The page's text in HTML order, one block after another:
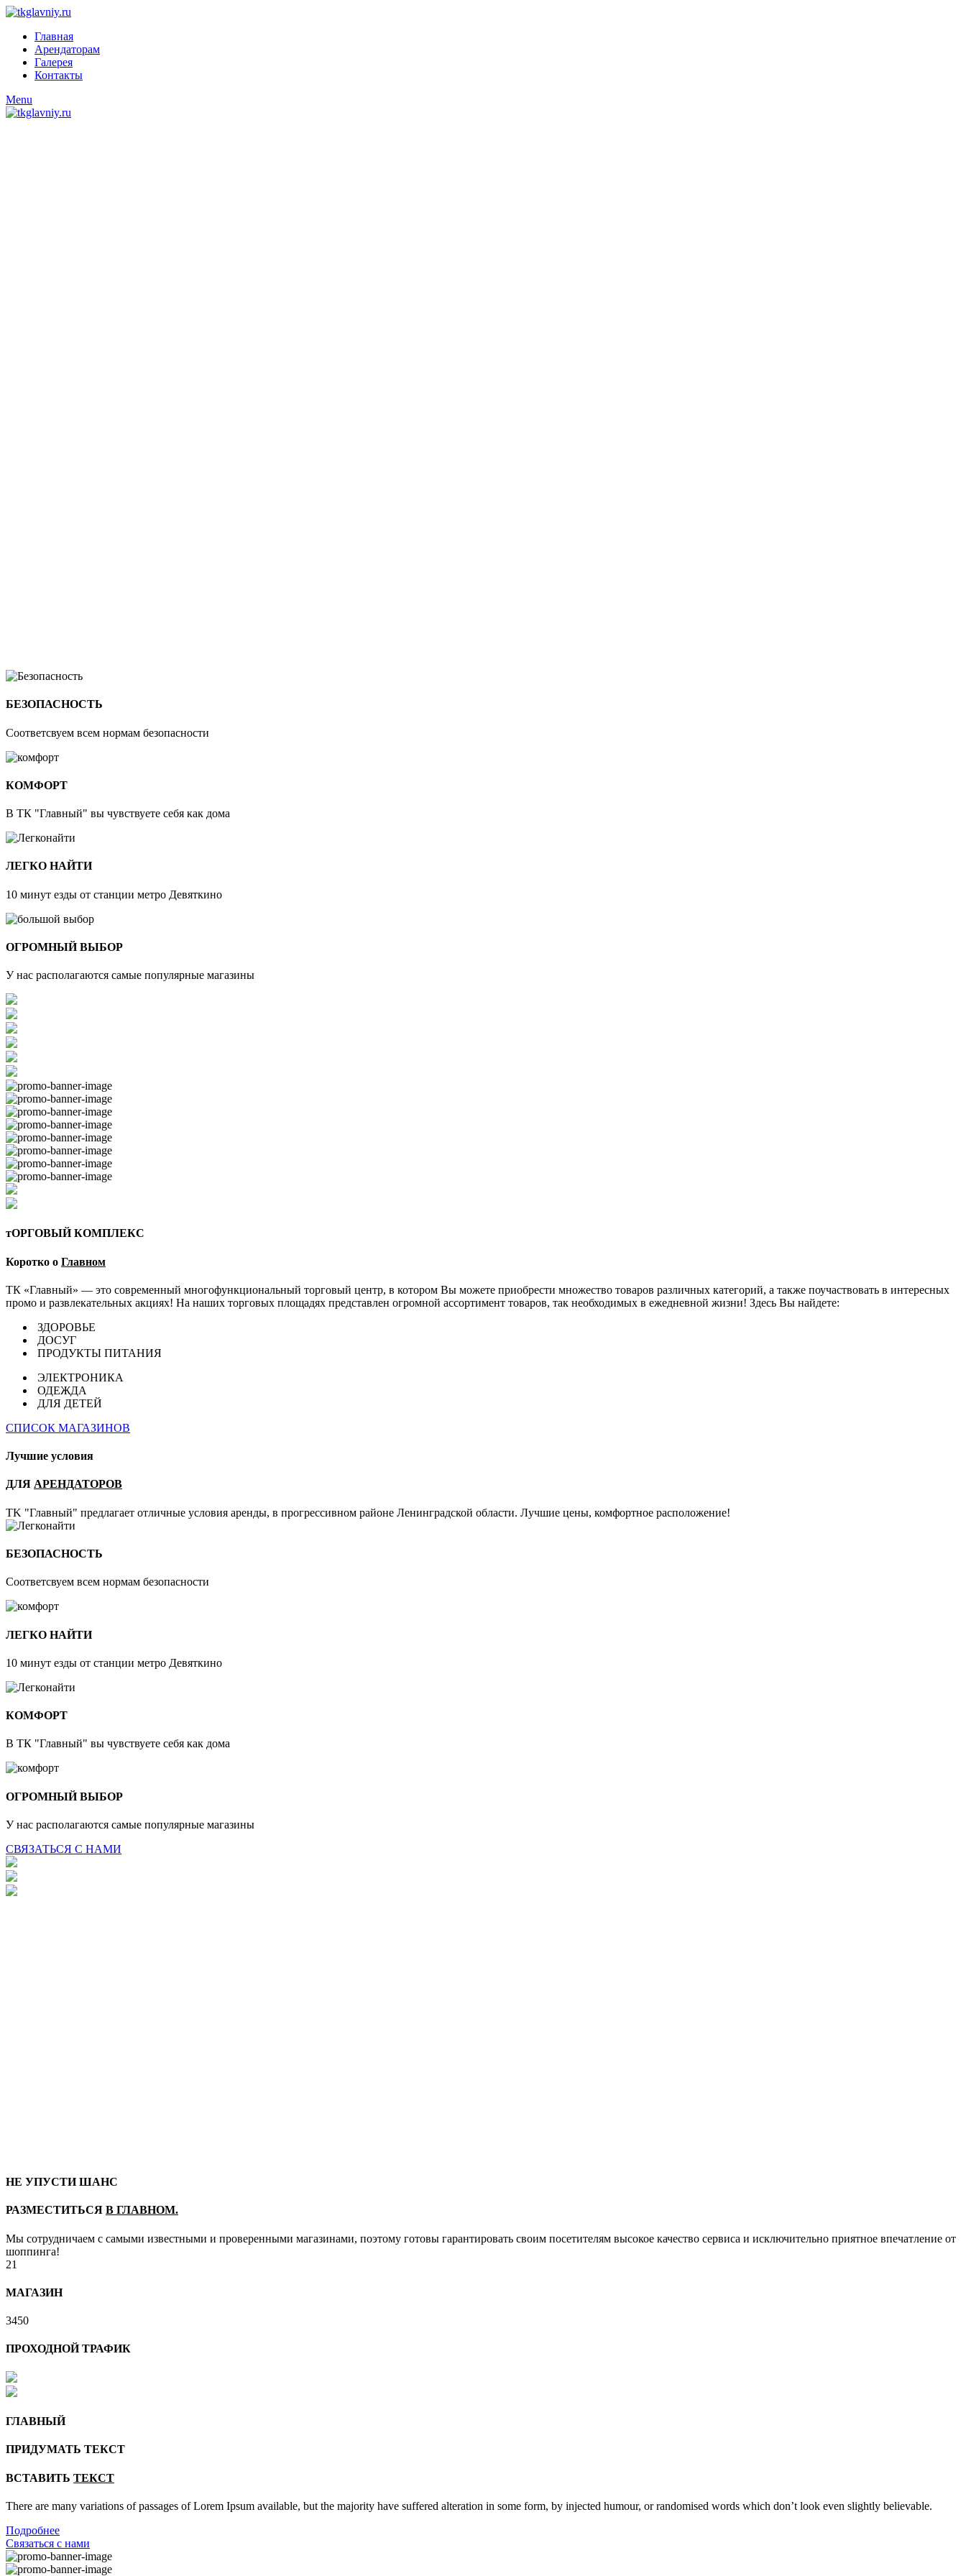
Главная
Арендаторам
Галерея
Контакты
Menu
БЕЗОПАСНОСТЬ
Соответсвуем всем нормам безопасности
КОМФОРТ
В ТК "Главный" вы чувствуете себя как дома
ЛЕГКО НАЙТИ
10 минут езды от станции метро Девяткино
ОГРОМНЫЙ ВЫБОР
У нас располагаются самые популярные магазины
тОРГОВЫЙ КОМПЛЕКС
Коротко о Главном
ТК «Главный» — это современный многофункциональный торговый центр, в котором Вы можете приобрести множество товаров различных категорий, а также поучаствовать в интересных
промо и развлекательных акциях! На наших торговых площадях представлен огромной ассортимент товаров, так необходимых в ежедневной жизни! Здесь Вы найдете:
ЗДОРОВЬЕ
ДОСУГ
ПРОДУКТЫ ПИТАНИЯ
ЭЛЕКТРОНИКА
ОДЕЖДА
ДЛЯ ДЕТЕЙ
СПИСОК МАГАЗИНОВ
Лучшие условия
ДЛЯ АРЕНДАТОРОВ
TK "Главный" предлагает отличные условия аренды, в прогрессивном районе Ленинградской области. Лучшие цены, комфортное расположение!
БЕЗОПАСНОСТЬ
Соответсвуем всем нормам безопасности
ЛЕГКО НАЙТИ
10 минут езды от станции метро Девяткино
КОМФОРТ
В ТК "Главный" вы чувствуете себя как дома
ОГРОМНЫЙ ВЫБОР
У нас располагаются самые популярные магазины
СВЯЗАТЬСЯ С НАМИ
НЕ УПУСТИ ШАНС
РАЗМЕСТИТЬСЯ В ГЛАВНОМ.
Мы сотрудничаем с самыми известными и проверенными магазинами, поэтому готовы гарантировать своим посетителям высокое качество сервиса и исключительно приятное впечатление от
шоппинга!
21
МАГАЗИН
3450
ПРОХОДНОЙ ТРАФИК
ГЛАВНЫЙ
ПРИДУМАТЬ ТЕКСТ
ВСТАВИТЬ ТЕКСТ
There are many variations of passages of Lorem Ipsum available, but the majority have suffered alteration in some form, by injected humour, or randomised words which don’t look even slightly believable.
Подробнее
Связаться с нами